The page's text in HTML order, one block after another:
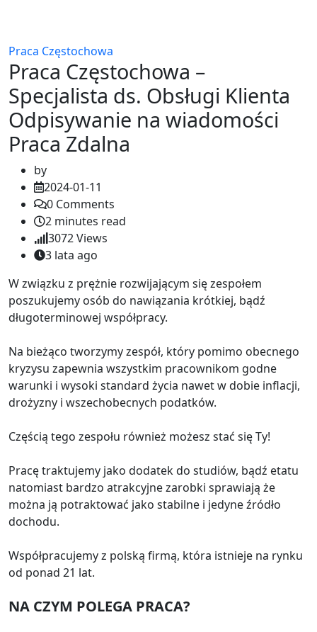
Praca Częstochowa
Praca Częstochowa –
Specjalista ds. Obsługi Klienta
Odpisywanie na wiadomości
Praca Zdalna
by
2024-01-11
0 Comments
2 minutes read
3072Views
3 lata ago
W związku z prężnie rozwijającym się zespołem
poszukujemy osób do nawiązania krótkiej, bądź
długoterminowej współpracy.
Na bieżąco tworzymy zespół, który pomimo obecnego
kryzysu zapewnia wszystkim pracownikom godne
warunki i wysoki standard życia nawet w dobie inflacji,
drożyzny i wszechobecnych podatków.
Częścią tego zespołu również możesz stać się Ty!
Pracę traktujemy jako dodatek do studiów, bądź etatu
natomiast bardzo atrakcyjne zarobki sprawiają że
można ją potraktować jako stabilne i jedyne źródło
dochodu.
Współpracujemy z polską firmą, która istnieje na rynku
od ponad 21 lat.
NA CZYM POLEGA PRACA?